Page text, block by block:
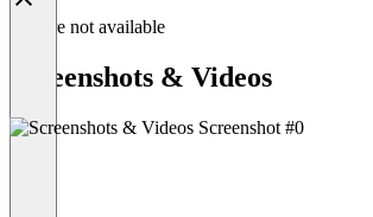
Feature not available
Screenshots & Videos